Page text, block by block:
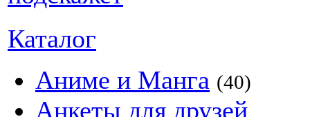
Каталог
Аниме и Манга (40)
Анкеты для друзей